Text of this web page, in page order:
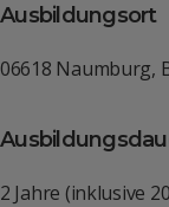
Ausbildungsort
06618 Naumburg,
2 Jahre (inklusive